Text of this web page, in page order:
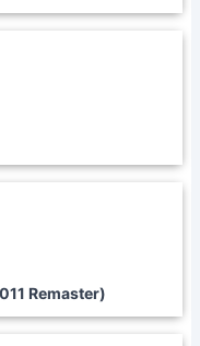
Remaster)